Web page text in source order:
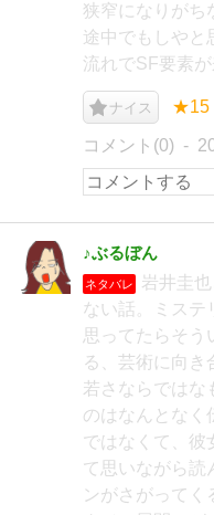
狭窄になりがち
途中でもしやと
流れでSF要素
ナイス ★15
コメント(0)
♪ぶるぼん
ネタバレ
岩井圭
ない話。ミステ
思ってたらそう
る、芸術に向き
若さならではな
のはなんとなく
ではなくて、彼
て思いながら読
ンがさがってく